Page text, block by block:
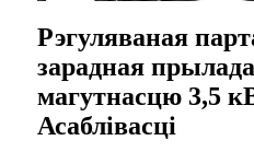
Рэгуляваная
зарадная
магутнасцю 3,5
Асаблівасці